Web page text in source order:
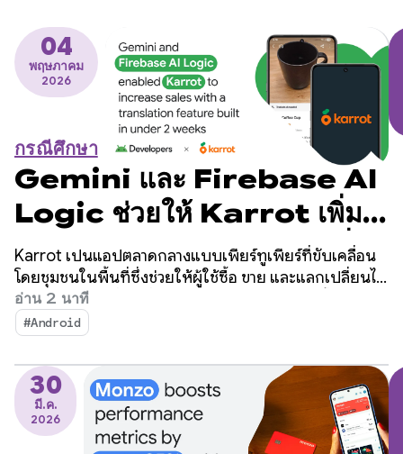
04
พฤษภาคม
2026
กรณีศึกษา
Gemini และ Firebase AI
Logic ช่วยให้ Karrot เพิ่ม
ยอดขายด้วยฟีเจอร์การแปลที่
สร้างขึ้นภายในเวลาไม่ถึง 2
สัปดาห์
Karrot เป็นแอปตลาดกลางแบบเพียร์ทูเพียร์ที่ขับเคลื่อน
โดยชุมชนในพื้นที่ซึ่งช่วยให้ผู้ใช้ซื้อ ขาย และแลกเปลี่ยนไอ
เทมกับผู้ใช้รายอื่นๆ ที่ได้รับการยืนยันแล้วได้ นับตั้งแต่เปิด
ตัวในเกาหลีใต้เมื่อปี 2015 แพลตฟอร์มนี้ได้ขยายไปยัง
ตลาดทั่วโลกและมีผู้ใช้ที่ลงทะเบียนกว่า 43 ล้านคน
อ่าน 2 นาที
#Android
30
มี.ค.
2026